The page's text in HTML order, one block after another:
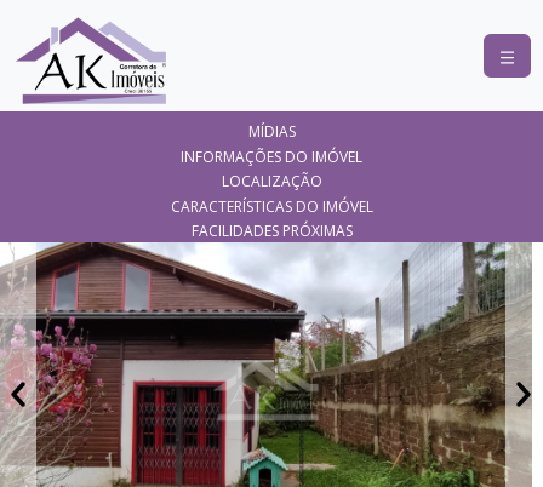
COMPRAR
LANÇAMENTOS
ANUNCIE
SEU
IMÓVEL
CONTATO
MÍDIAS
INFORMAÇÕES DO IMÓVEL
LOCALIZAÇÃO
CARACTERÍSTICAS DO IMÓVEL
FACILIDADES PRÓXIMAS